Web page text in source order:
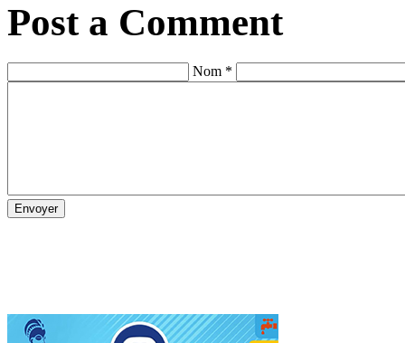
Post a Comment
Nom *